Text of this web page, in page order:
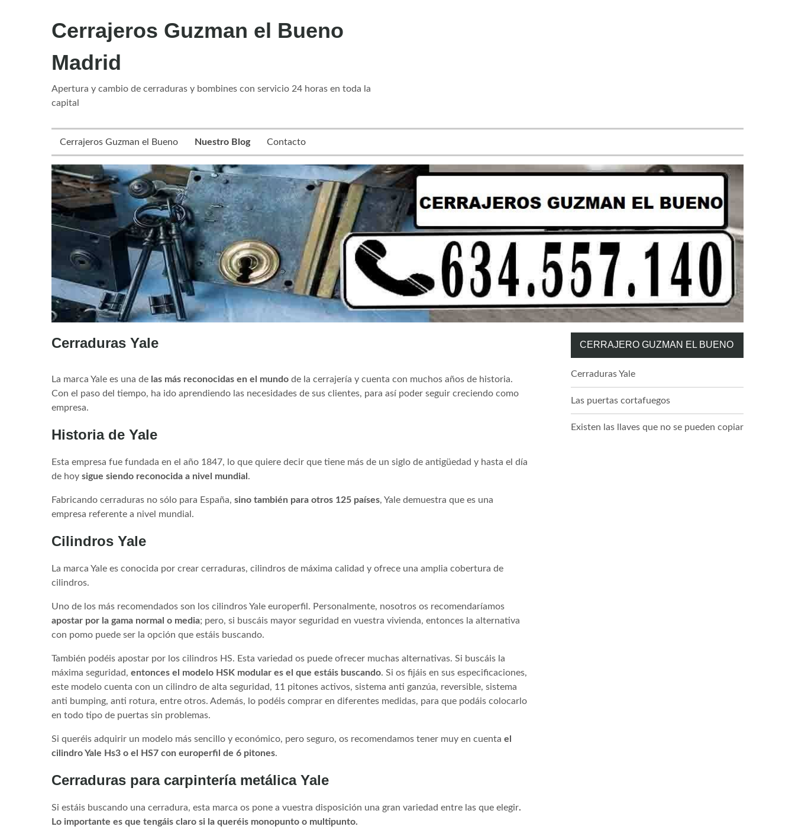
Cerrajeros Guzman el Bueno
Madrid
Apertura y cambio de cerraduras y bombines con servicio 24 horas en toda la
capital
Cerrajeros Guzman el Bueno Nuestro Blog Contacto
Nuestro
Blog
Cerraduras Yale
La marca Yale es una de las más reconocidas en el mundo de la cerrajería y cuenta con muchos años de historia.
Con el paso del tiempo, ha ido aprendiendo las necesidades de sus clientes, para así poder seguir creciendo como
empresa.
Historia de Yale
Esta empresa fue fundada en el año 1847, lo que quiere decir que tiene más de un siglo de antigüedad y hasta el día
de hoy sigue siendo reconocida a nivel mundial .
Fabricando cerraduras no sólo para España, sino también para otros 125 países, Yale demuestra que es una
empresa referente a nivel mundial.
Cilindros Yale
La marca Yale es conocida por crear cerraduras, cilindros de máxima calidad y ofrece una amplia cobertura de
cilindros.
Uno de los más recomendados son los cilindros Yale europerfil. Personalmente, nosotros os recomendaríamos
apostar por la gama normal o media; pero, si buscáis mayor seguridad en vuestra vivienda, entonces la alternativa
con pomo puede ser la opción que estáis buscando.
También podéis apostar por los cilindros HS. Esta variedad os puede ofrecer muchas alternativas. Si buscáis la
máxima seguridad, entonces el modelo HSK modular es el que estáis buscando. Si os fijáis en sus especificaciones,
este modelo cuenta con un cilindro de alta seguridad, 11 pitones activos, sistema anti ganzúa, reversible, sistema
anti bumping, anti rotura, entre otros. Además, lo podéis comprar en diferentes medidas, para que podáis colocarlo
en todo tipo de puertas sin problemas.
Si queréis adquirir un modelo más sencillo y económico, pero seguro, os recomendamos tener muy en cuenta el
cilindro Yale Hs3 o el HS7 con europerfil de 6 pitones.
Cerraduras para carpintería metálica Yale
Si estáis buscando una cerradura, esta marca os pone a vuestra disposición una gran variedad entre las que elegir.
Lo importante es que tengáis claro si la queréis monopunto o multipunto.
CERRAJERO GUZMAN EL BUENO
Cerraduras Yale
Las puertas cortafuegos
Existen las llaves que no se pueden copiar